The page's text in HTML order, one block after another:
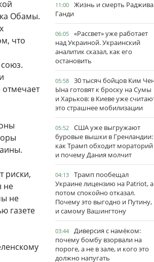
Обамы.
что
риски,
не
не
газете
11:00
Жизнь и смерть Раджива
Ганди
06:05
«Рассвет» уже работает
над Украиной. Украинский
аналитик сказал, как его
остановить
05:58
30 тысяч бойцов Ким
Ына готовят к броску на Сумы
и Харьков: в Киеве уже
это страшнее мобилизации
05:52
США уже выгружают
буровые вышки в Гренландии:
как Трамп обходит мораторий
и почему Дания молчит
04:13
Трамп пообещал
Украине лицензию на Patriot, а
потом спокойно отказал.
Почему это выгодно и Путину,
и самому Вашингтону
03:44
Диверсия с намёком:
почему бомбу взорвали на
пороге, а не в зале, и кого это
должно напугать